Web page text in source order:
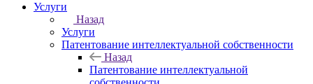
Услуги
Назад
Услуги
Патентование интеллектуальной собственности
Назад
Патентование интеллектуальной